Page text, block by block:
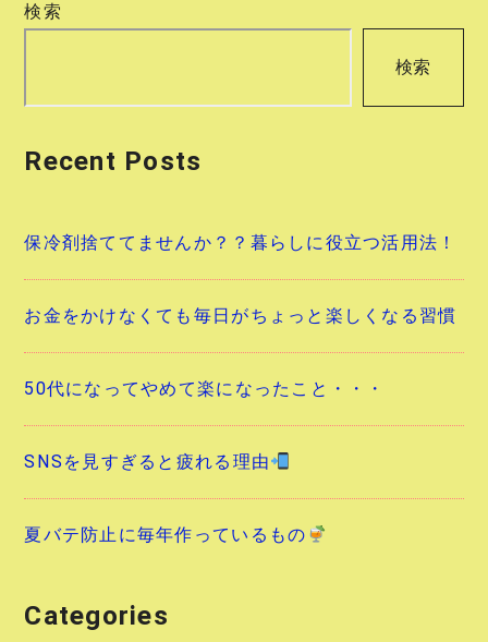
ゲ
ョ
検索
検索
Recent Posts
保冷剤捨ててませんか？？暮らしに役立つ活用法！
お金をかけなくても毎日がちょっと楽しくなる習慣
50代になってやめて楽になったこと・・・
SNSを見すぎると疲れる理由
夏バテ防止に毎年作っているもの
Categories